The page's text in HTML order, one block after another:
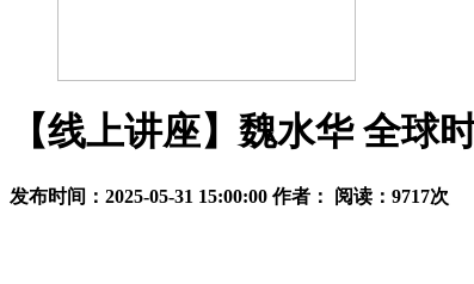
【线上讲座】魏水华 全球
发布时间：2025-05-31 15:00:00 作者： 阅读： 9717次